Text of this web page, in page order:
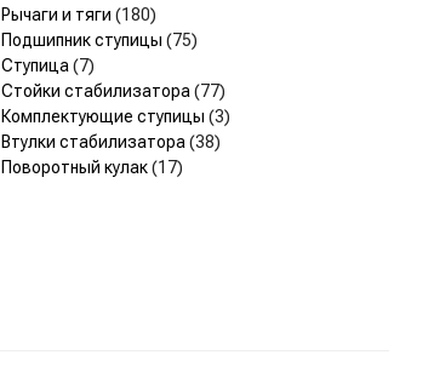
Рычаги и тяги (180)
Подшипник ступицы (75)
Ступица (7)
Стойки стабилизатора (77)
Комплектующие ступицы (3)
Втулки стабилизатора (38)
Поворотный кулак(17)